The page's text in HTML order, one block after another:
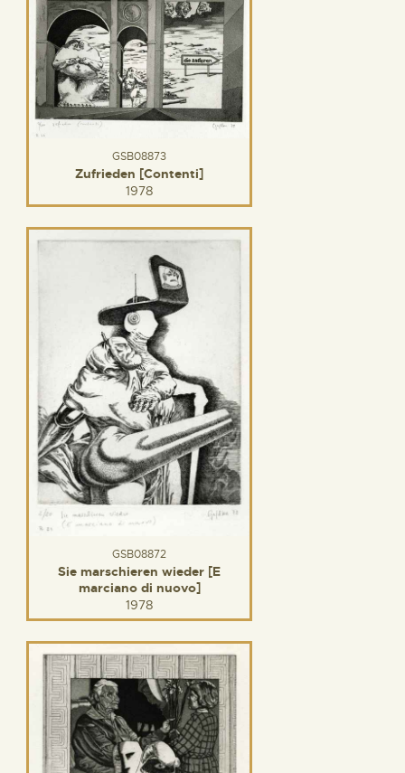
GSB08873
Zufrieden [Contenti]
1978
GSB08872
Sie marschieren wieder [E
marciano di nuovo]
1978